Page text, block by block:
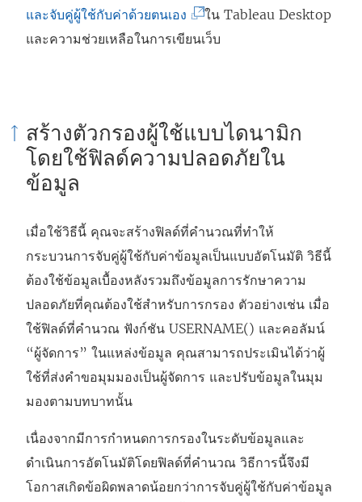
และจับคู่ผู้ใช้กับค่าด้วยตนเอง
ลิ
ะ
เ
ใ
น
ห
น้
า
ต่
า
ห
ใน Tableau Desktop
และความช่วยเหลือในการเขียนเว็บ
สร้างตัวกรองผู้ใช้แบบไดนามิก
โดยใช้ฟิลด์ความปลอดภัยใน
ข้อมูล
เมื่อใช้วิธีนี้ คุณจะสร้างฟิลด์ที่คำนวณที่ทำให้
กระบวนการจับคู่ผู้ใช้กับค่าข้อมูลเป็นแบบอัตโนมัติ วิธีนี้
ต้องใช้ข้อมูลเบื้องหลังรวมถึงข้อมูลการรักษาความ
ปลอดภัยที่คุณต้องใช้สำหรับการกรอง ตัวอย่างเช่น เมื่อ
ใช้ฟิลด์ที่คำนวณ ฟังก์ชัน USERNAME() และคอลัมน์
“ผู้จัดการ” ในแหล่งข้อมูล คุณสามารถประเมินได้ว่าผู้
ใช้ที่ส่งคำขอมุมมองเป็นผู้จัดการ และปรับข้อมูลในมุม
มองตามบทบาทนั้น
เนื่องจากมีการกำหนดการกรองในระดับข้อมูลและ
ดำเนินการอัตโนมัติโดยฟิลด์ที่คำนวณ วิธีการนี้จึงมี
โอกาสเกิดข้อผิดพลาดน้อยกว่าการจับคู่ผู้ใช้กับค่าข้อมูล